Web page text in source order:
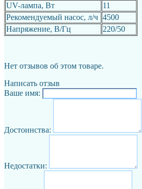
UV-лампа, Вт
11
Рекомендуемый насос, л/ч 4500
Напряжение, В/Гц
220/50
Нет отзывов об этом товаре.
Написать отзыв
Ваше имя:
Достоинства:
Недостатки: